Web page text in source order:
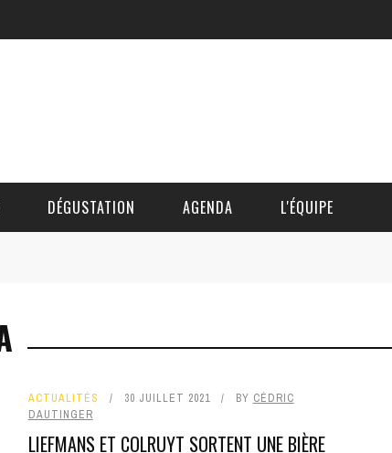
DÉGUSTATION AGENDA L'ÉQUIPE
HÉLÈNE SPITAELS
AGALMA PADAW0NE
ACTUALITÉS 30 JUILLET 2021 BY CÉDRIC
DAUTINGER
LIEFMANS ET COLRUYT SORTENT UNE BIÈRE